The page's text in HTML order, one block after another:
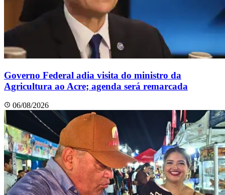
Governo Federal adia visita do ministro da
Agricultura ao Acre; agenda será remarcada
06/08/2026